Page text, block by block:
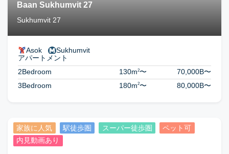
Baan Sukhumvit 27
Sukhumvit 27
Asok Sukhumvit
アパートメント
2Bedroom
130m2〜 70,000B〜
3Bedroom
180m2〜 80,000B〜
家族に人気 駅徒歩圏 スーパー徒歩圏
ペット可
内見動画あり